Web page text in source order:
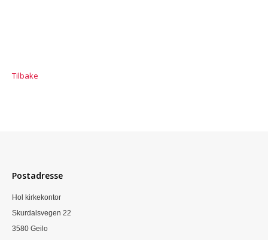
Tilbake
Postadresse
Hol kirkekontor
Skurdalsvegen 22
3580 Geilo